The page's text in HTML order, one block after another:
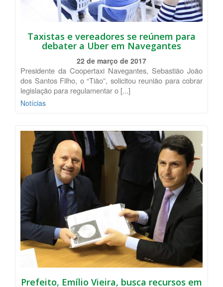
Taxistas e vereadores se reúnem para
debater a Uber em Navegantes
22 de março de 2017
Presidente da Coopertaxi Navegantes, Sebastião João
dos Santos Filho, o “Tião”, solicitou reunião para cobrar
legislação para regulamentar o [...]
Notícias
Prefeito, Emílio Vieira, busca recursos em